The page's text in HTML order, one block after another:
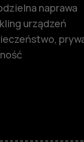
naprawa
urządzeń